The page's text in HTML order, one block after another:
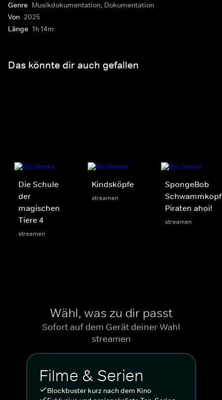
Genre Musikdokumentation, Dokumentation
Von 2025
Länge 1h 14m
Das könnte dir auch gefallen
Die Schule
der
magischen
Tiere 4
streamen
Kindsköpfe
streamen
SpongeBob
Piraten ahoi!
streamen
Wähl, was zu dir passt
Sofort auf dem Gerät deiner Wahl
streamen
Filme & Serien
Blockbuster kurz nach dem Kino